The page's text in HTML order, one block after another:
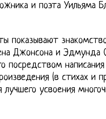
и поэта Уильяма
показывают
Джонсона и Эдмунда
посредством написания
(в стихах и
лучшего усвоения